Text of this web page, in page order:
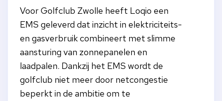
Voor Golfclub Zwolle heeft Loqio een
EMS geleverd dat inzicht in elektriciteits-
en gasverbruik combineert met slimme
aansturing van zonnepanelen en
laadpalen. Dankzij het EMS wordt de
golfclub niet meer door netcongestie
beperkt in de ambitie om te